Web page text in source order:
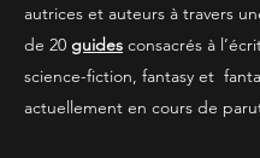
autrices et auteurs à travers
de 20 guides consacrés à
science-fiction, fantasy et
actuellement en cours de